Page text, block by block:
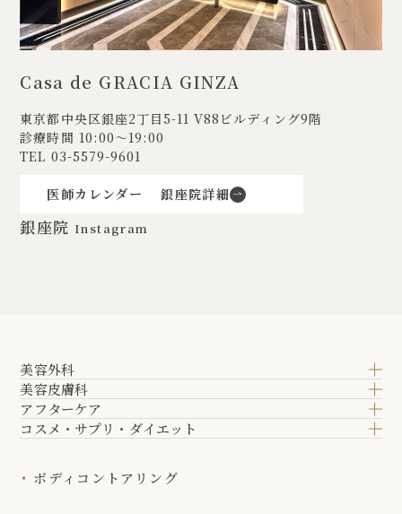
Casa de GRACIA GINZA
東京都中央区銀座2丁目5-11V88ビルディング9階
診療時間 10:00〜19:00
TEL 03-5579-9601
医師カレンダー 銀座院詳細
銀座院 Instagram
美容外科
美容皮膚科
アフターケア
コスメ・サプリ・ダイエット
ボディコントアリング